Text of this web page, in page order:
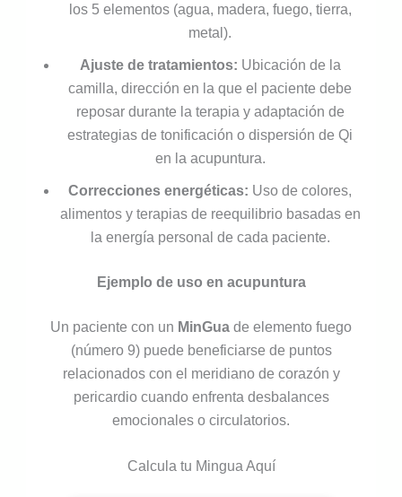
los 5 elementos (agua, madera, fuego, tierra,
metal).
Ajuste de tratamientos: Ubicación de la
camilla, dirección en la que el paciente debe
reposar durante la terapia y adaptación de
estrategias de tonificación o dispersión de Qi
en la acupuntura.
Correcciones energéticas: Uso de colores,
alimentos y terapias de reequilibrio basadas en
la energía personal de cada paciente.
Ejemplo de uso en acupuntura
Un paciente con un MinGua de elemento fuego
(número 9) puede beneficiarse de puntos
relacionados con el meridiano de corazón y
pericardio cuando enfrenta desbalances
emocionales o circulatorios.
Calcula tu Mingua Aquí